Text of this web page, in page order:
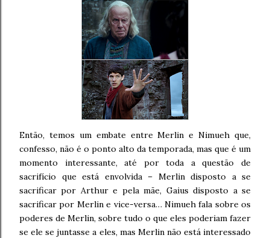
Então, temos um embate entre Merlin e Nimueh que,
confesso, não é o ponto alto da temporada, mas que é um
momento interessante, até por toda a questão de
sacrifício que está envolvida – Merlin disposto a se
sacrificar por Arthur e pela mãe, Gaius disposto a se
sacrificar por Merlin e vice-versa… Nimueh fala sobre os
poderes de Merlin, sobre tudo o que eles poderiam fazer
se ele se juntasse a eles, mas Merlin não está interessado